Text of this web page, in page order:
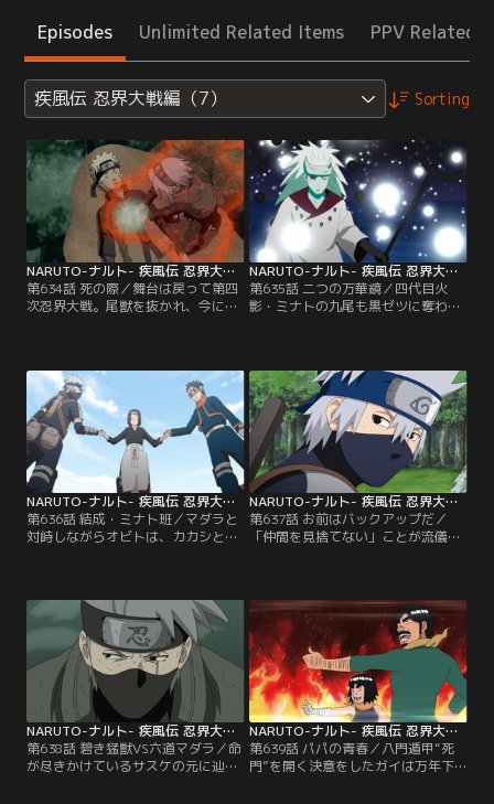
Episodes Unlimited Related Items PPV Related
疾風伝 忍界大戦編（7） Sorting
NARUTO-ナルト- 疾風伝 忍界大戦編（7） 第634話
第634話 死の際／舞台は戻って第四
次忍界大戦。尾獣を抜かれ、今にも
しまう。一方、マダラに刀で胸を貫
かれたサスケのチャクラも消えてし
まった。それを感知した香燐（カリ
ン）たちはサスケの元へ向かおうと
するのだが、木遁を使うトビに阻ま
れる。【提供：バンダイチャンネ
ル】
NARUTO-ナルト- 疾風伝 忍界大戦編（7） 第635話
第635話 二つの万華鏡／四代目火
影・ミナトの九尾も黒ゼツに奪われ
わせマダラに攻撃をしかけるもの
の、全く歯が立たない。しかし、ナ
ルトとぶつかり合った事で自分を取
り戻したオビトがナルトを救うべ
く、一人マダラに挑む。【提供：バ
ンダイチャンネル】
NARUTO-ナルト- 疾風伝 忍界大戦編（7） 第636話
第636話 結成・ミナト班／マダラと
対峙しながらオビトは、カカシと出
っていたカカシはいつの頃からか冷
酷に任務を優先するようになってい
た。仲間の忍からも評判の悪いカカ
シ。父の死が影響してカカシは変わ
ってしまったが、オビトはその理由
を知らなかった。【提供：バンダイ
チャンネル】
NARUTO-ナルト- 疾風伝 忍界大戦編（7） 第637話
第637話 お前はバックアップだ／
「仲間を見捨てない」ことが流儀の
う！だがそんな状態でチームワーク
など発揮できる訳もなくミナト班は
窮地に立たされる。カカシの考えが
理解できずにいたオビトだが、その
後の神無毘橋（かんなびきょう）の
任務で…。【提供：バンダイチャン
ネル】
NARUTO-ナルト- 疾風伝 忍界大戦編（7） 第638話
第638話 碧き猛獣VS六道マダラ／命
が尽きかけているサスケの元に辿り
NARUTO-ナルト- 疾風伝 忍界大戦編（7） 第639話
第639話 パパの青春／八門遁甲“死
門”を開く決意をしたガイは万年下